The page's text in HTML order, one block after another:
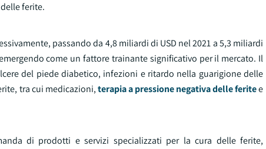
ferite.
passando da 4,8 miliardi di USD nel 2021 a 5,3 miliardi
come un fattore trainante significativo per il mercato. Il
del piede diabetico, infezioni e ritardo nella guarigione delle
tra cui medicazioni,terapia a pressione negativa delle feritee
di prodotti e servizi specializzati per la cura delle ferite,